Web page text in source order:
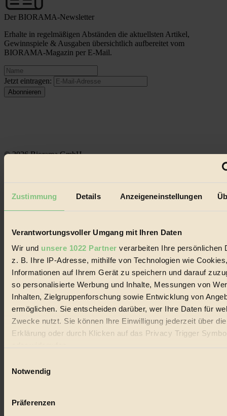
Zustimmung Details Anzeigeneinstellungen
Verantwortungsvoller Umgang mit Ihren Daten
Wir und unsere 1022 Partner verarbeiten Ihre persönlichen
z. B. Ihre IP-Adresse, mithilfe von Technologien wie
Informationen auf Ihrem Gerät zu speichern und darauf
so personalisierte Werbung und Inhalte, Messungen von
Inhalten, Zielgruppenforschung sowie Entwicklung von
ermöglichen. Sie entscheiden darüber, wer Ihre Daten für
Zwecke nutzt. Sie können Ihre Einwilligung jederzeit über
Erklärung oder durch Klicken auf das Privacy Trigger
Wenn Sie es erlauben, würden wir auch gerne:
Ihr Gerät durch aktives Scannen nach bestimmten
Notwendig
Präferenzen
Der BIORAMA-Newsletter
Erhalte in regelmäßigen Abständen die aktuellsten Artikel,
Gewinnspiele & Ausgaben übersichtlich aufbereitet vom
BIORAMA-Magazin per E-Mail.
Jetzt eintragen:
© 2026 Biorama GmbH
Datenschutz
Handels mit Bioprodukten, des Fair-Trade sowie der Branche
alternativer Energien.
Social Media
22.601 Fans auf Facebook
Folge uns auf Instagram
Themen
Bio
#
Vegan